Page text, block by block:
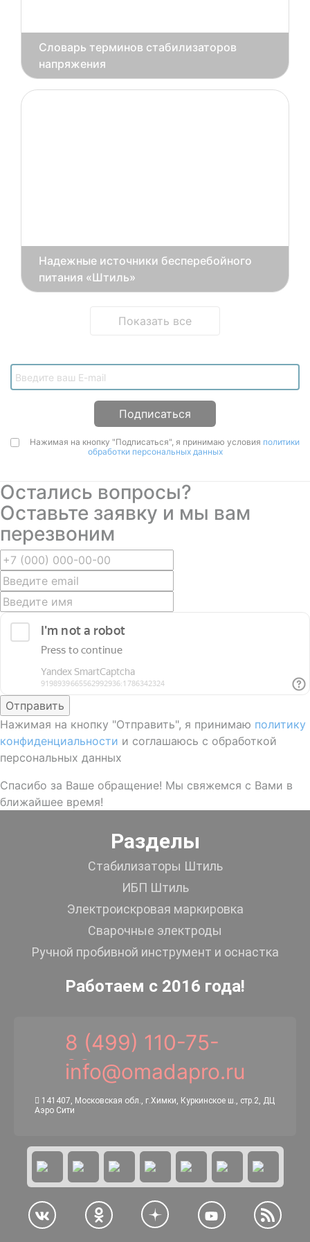
Словарь терминов стабилизаторов
напряжения
Надежные источники бесперебойного
питания «Штиль»
Показать все
Подписаться
Нажимая на кнопку "Подписаться", я принимаю условия политики
обработки персональных данных
Остались вопросы?
Оставьте заявку и мы вам
перезвоним
Отправить
Нажимая на кнопку "Отправить", я принимаю политику
конфиденциальности и соглашаюсь с обработкой
персональных данных
Спасибо за Ваше обращение! Мы свяжемся с Вами в
ближайшее время!
Разделы
Стабилизаторы Штиль
ИБП Штиль
Электроискровая маркировка
Сварочные электроды
Ручной пробивной инструмент и оснастка
Работаем с 2016 года!
8 (499) 110-75-
00
info@omadapro.ru
141407, Московская обл., г.Химки, Куркинское ш., стр.2, ДЦ
Аэро Сити